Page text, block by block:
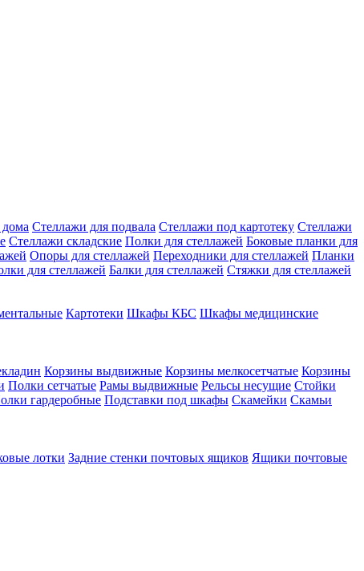
Стеллажи для подвала Стеллажи под картотеку Стеллажи
Стеллажи складские Полки для стеллажей Боковые планки для
Опоры для стеллажей Переходники для стеллажей Планки
для стеллажей Балки для стеллажей Стяжки для стеллажей
Картотеки Шкафы КБС Шкафы медицинские
Корзины выдвижные Корзины мелкосетчатые Корзины
Полки сетчатые Рамы выдвижные Рельсы несущие Стойки
гардеробные Подставки под шкафы Скамейки Скамьи
лотки Задние стенки почтовых ящиков Ящики почтовые